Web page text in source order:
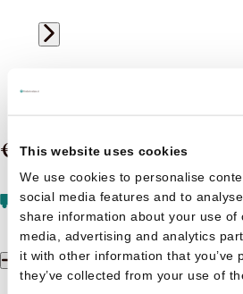
This website uses cookies
We use cookies to personalise
social media features and to
share information about your use of
media, advertising and analytics
it with other information that you’ve
they’ve collected from your use of
Game over 15.
€ 9,99
Voor 15:00 uur besteld, morgen
verzending vanaf 20 euro
Game over 15. very bad trip aantal
In